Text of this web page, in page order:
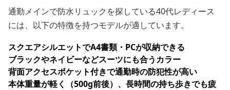
通勤メインで防水リュックを探している40代レディース
には、以下の特徴を持つモデルが適しています。
スクエアシルエットでA4書類・PCが収納できる
ブラックやネイビーなどスーツにも合うカラー
背面アクセスポケット付きで通勤時の防犯性が高い
本体重量が軽く（500g前後）、長時間の持ち歩きでも疲